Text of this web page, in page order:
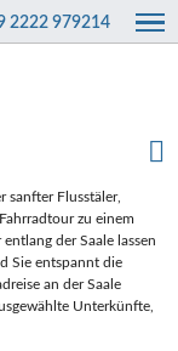
2222 979214
sanfter Flusstäler,
zu einem
der Saale lassen
Sie entspannt die
an der Saale
Unterkünfte,